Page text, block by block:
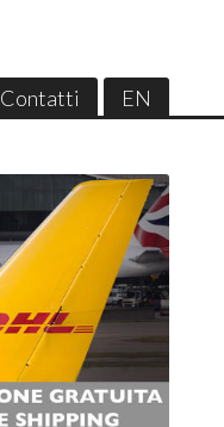
Contatti EN